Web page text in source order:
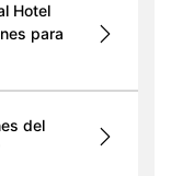
Hotel
para
del